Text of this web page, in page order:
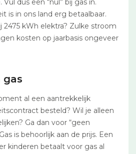
Vul dus een “nul” bij gas in.
is in ons land erg betaalbaar.
2475 kWh elektra? Zulke stroom
kosten op jaarbasis ongeveer
gas
al een aantrekkelijk
besteld? Wil je alleen
Ga dan voor “geen
is behoorlijk aan de prijs. Een
kinderen betaalt voor gas al